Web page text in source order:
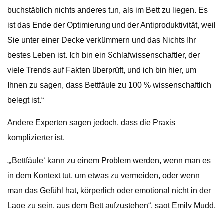
buchstäblich nichts anderes tun, als im Bett zu liegen. Es
ist das Ende der Optimierung und der Antiproduktivität, weil
Sie unter einer Decke verkümmern und das Nichts Ihr
bestes Leben ist. Ich bin ein Schlafwissenschaftler, der
viele Trends auf Fakten überprüft, und ich bin hier, um
Ihnen zu sagen, dass Bettfäule zu 100 % wissenschaftlich
belegt ist.“
Andere Experten sagen jedoch, dass die Praxis
komplizierter ist.
„‚Bettfäule‘ kann zu einem Problem werden, wenn man es
in dem Kontext tut, um etwas zu vermeiden, oder wenn
man das Gefühl hat, körperlich oder emotional nicht in der
Lage zu sein, aus dem Bett aufzustehen“, sagt Emily Mudd,